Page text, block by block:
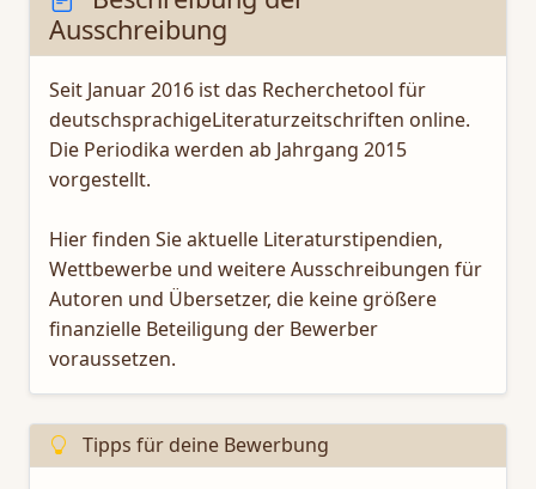
Ausschreibung
Seit Januar 2016 ist das Recherchetool für
deutschsprachigeLiteraturzeitschriften online.
Die Periodika werden ab Jahrgang 2015
vorgestellt.
Hier finden Sie aktuelle Literaturstipendien,
Wettbewerbe und weitere Ausschreibungen für
Autoren und Übersetzer, die keine größere
finanzielle Beteiligung der Bewerber
voraussetzen.
Tipps für deine Bewerbung